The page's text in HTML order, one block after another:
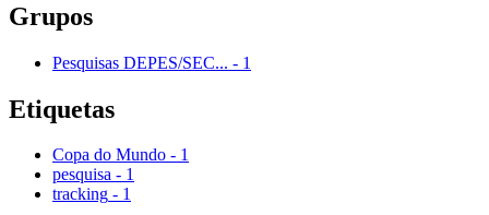
Grupos
Pesquisas DEPES/SEC... - 1
Etiquetas
Copa do Mundo - 1
pesquisa - 1
tracking - 1